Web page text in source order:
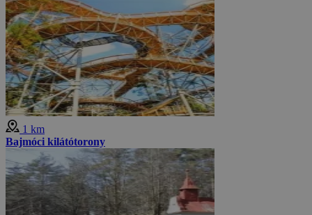
1 km
Bajmóci kilátótorony